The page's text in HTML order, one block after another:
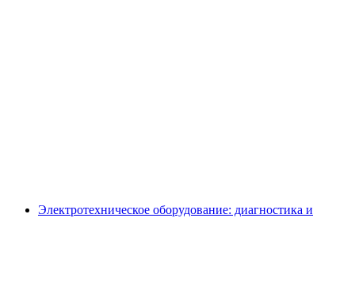
Электротехническое оборудование: диагностика и